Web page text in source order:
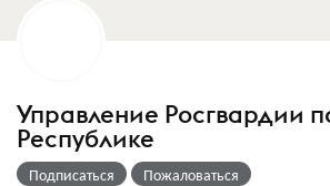
Управление Росгвардии
Республике
Подписаться Пожаловаться